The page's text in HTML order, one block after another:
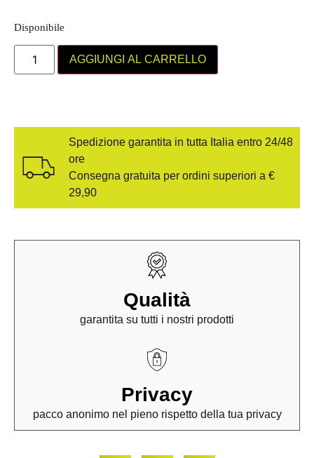
Disponibile
AGGIUNGI AL CARRELLO
Spedizione garantita in tutta Italia entro 24/48
ore
Consegna gratuita per ordini superiori a €
29,90
Qualità
garantita su tutti i nostri prodotti
Privacy
pacco anonimo nel pieno rispetto della tua privacy